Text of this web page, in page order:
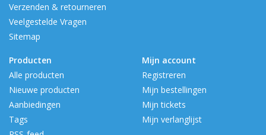
Verzenden & retourneren
Veelgestelde Vragen
Sitemap
Producten
Alle producten
Nieuwe producten
Aanbiedingen
Tags
Mijn account
Registreren
Mijn bestellingen
Mijn tickets
Mijn verlanglijst